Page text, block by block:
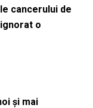
cancerului de
o
și mai